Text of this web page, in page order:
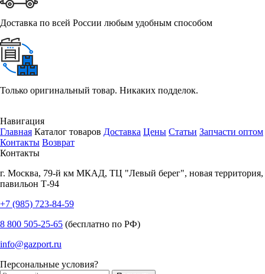
Доставка по всей России любым удобным способом
Только оригинальный товар. Никаких подделок.
Навигация
Главная Каталог товаров Доставка Цены Статьи Запчасти оптом
Контакты Возврат
Контакты
г. Москва, 79-й км МКАД, ТЦ "Левый берег", новая территория,
павильон Т-94
+7 (985) 723-84-59
8 800 505-25-65 (бесплатно по РФ)
info@gazport.ru
Персональные условия?